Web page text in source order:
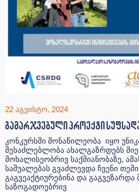
22 აგვისტო, 2024
გამარჯვებული პროექტი
კონკურსში მონაწილეობა იყო
შესაძლებლობა ახალგაზრდებს
მოხალისეობრივ საქმიანობაზე,
საშუალებას გვაძლევდა ჩვენი
გაგვეაქტიურებინა და
საზოგადოებრივ